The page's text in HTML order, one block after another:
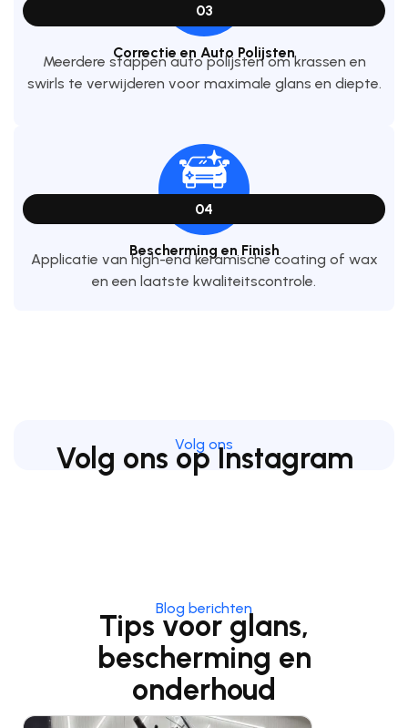
03
Correctie en Auto Polijsten
Meerdere stappen auto polijsten om krassen en
swirls te verwijderen voor maximale glans en diepte.
04
Bescherming en Finish
Applicatie van high-end keramische coating of wax
en een laatste kwaliteitscontrole.
Volg ons
Volg ons op Instagram
Blog berichten
Tips voor glans,
bescherming en
onderhoud